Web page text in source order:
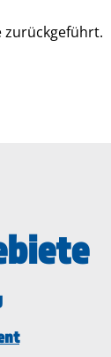
zurückgeführt.